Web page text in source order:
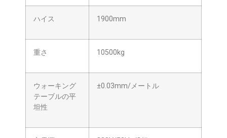
ハイス 1900mm
重さ 10500kg
ウォーキング
テーブルの平
坦性
±0.03mm/メートル